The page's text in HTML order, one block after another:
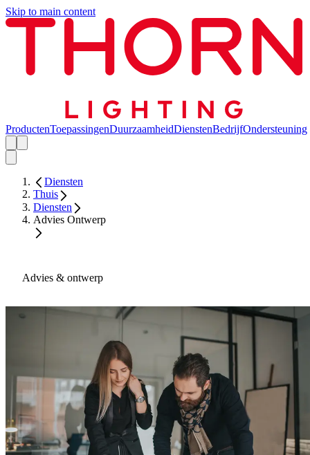
Skip to main content
ProductenToepassingenDuurzaamheidDienstenBedrijfOndersteuning
Diensten
Thuis
Diensten
Advies Ontwerp
Advies & ontwerp